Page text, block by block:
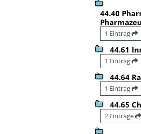
44.40
1 Eintrag
44.61
1 Eintrag
44.64
1 Eintrag
44.65
2 Einträge